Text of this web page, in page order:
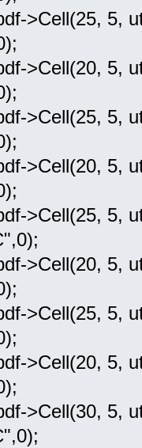
>Cell(25, 5,
>Cell(20, 5,
>Cell(25, 5,
>Cell(20, 5,
>Cell(25, 5,
>Cell(20, 5,
>Cell(25, 5,
>Cell(20, 5,
>Cell(30, 5,